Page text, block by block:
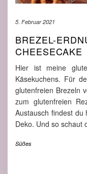
5. Februar 2021
BREZEL-
CHEESECAKE
Hier ist meine
Käsekuchens. Für
glutenfreien Brezeln
zum glutenfreien
Austausch findest du
Deko. Und so schaut
Süßes